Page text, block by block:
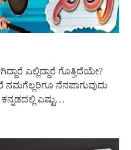
ಎಲ್ಲಿದ್ದಾರೆ ಗೊತ್ತಿದೆಯೇ?
ನಮಗೆಲ್ಲರಿಗೂ ನೆನಪಾಗುವುದು
ಎಷ್ಟು…